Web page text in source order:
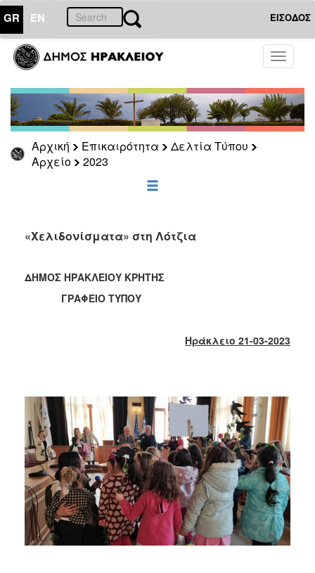
GR EN ΕΙΣΟΔΟΣ
Toggle
Αρχική Επικαιρότητα
Δελτία Τύπου
Αρχείο
2023
ΕΠΙΚΑΙΡΟΤΗΤΑ
Τύπου
Αρχείο
2026
2025
2021
2019
2018
2012
2011
2010
2006
ΔΗΜΟΤΗΣ
«Χελιδονίσματα» στη Λότζια
ΔΗΜΟΣ ΗΡΑΚΛΕΙΟΥ ΚΡΗΤΗΣ
ΓΡΑΦΕΙΟ ΤΥΠΟΥ
Ηράκλειο 21-03-2023